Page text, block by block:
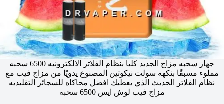
جهاز سحبه مزاج الجديد كليا بنظام الفلاتر الالكترونيه 6500 سحبه
مملوء مسبقًا بنكهه سولت نيكوتين المصنوع يدويًا من مزاج فيب مع
نظام الفلاتر الحديث الذي يعطيك افضل محاكاه للسجائر التقليديه
مزاج فيب لوش ايس 6500 سحبه